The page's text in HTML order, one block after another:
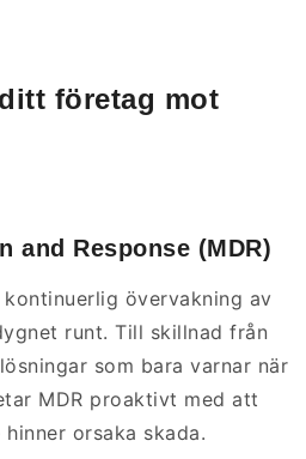
företag mot
and Response (MDR)
övervakning av
runt. Till skillnad från
som bara varnar när
MDR proaktivt med att
orsaka skada.